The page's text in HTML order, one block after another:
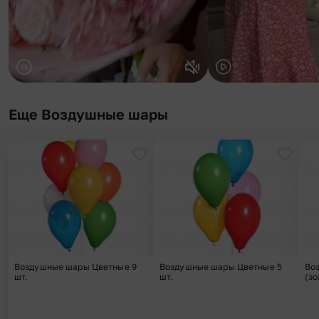
Еще Воздушные шары
Добавить в избранное
Воздушные шары Цветные 9
шт.
Воздушные шары Цветные 5
шт.